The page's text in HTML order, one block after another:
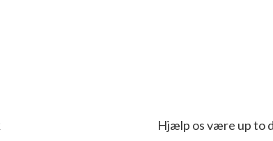
Hjælp os være up to